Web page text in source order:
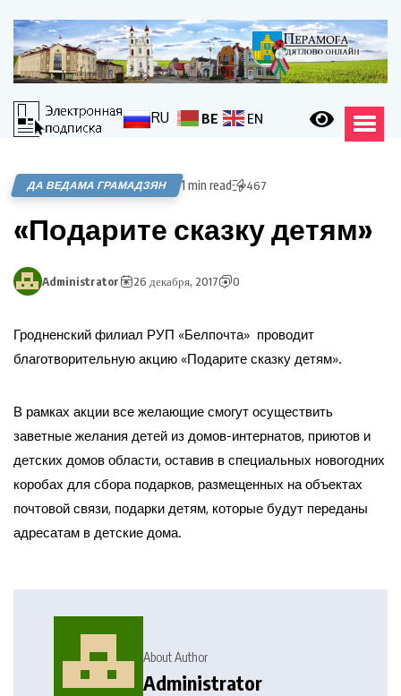
RU BE EN
ДА ВЕДАМА ГРАМАДЗЯН 1 min read 467
«Подарите сказку детям»
Administrator 26 декабря, 2017 0
Гродненский филиал РУП «Белпочта» проводит
благотворительную акцию «Подарите сказку детям».
В рамках акции все желающие смогут осуществить
заветные желания детей из домов-интернатов, приютов и
детских домов области, оставив в специальных новогодних
коробах для сбора подарков, размещенных на объектах
почтовой связи, подарки детям, которые будут переданы
адресатам в детские дома.
About Author
Administrator